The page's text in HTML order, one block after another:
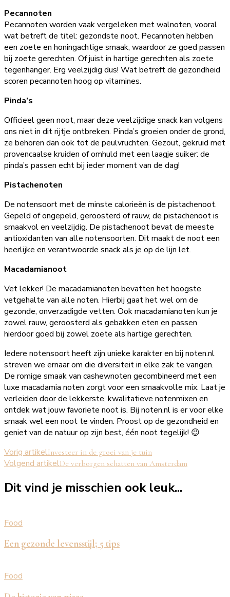
Pecannoten
Pecannoten worden vaak vergeleken met walnoten, vooral
wat betreft de titel: gezondste noot. Pecannoten hebben
een zoete en honingachtige smaak, waardoor ze goed passen
bij zoete gerechten. Of juist in hartige gerechten als zoete
tegenhanger. Erg veelzijdig dus! Wat betreft de gezondheid
scoren pecannoten hoog op vitamines.
Pinda’s
Officieel geen noot, maar deze veelzijdige snack kan volgens
ons niet in dit rijtje ontbreken. Pinda’s groeien onder de grond,
ze behoren dan ook tot de peulvruchten. Gezout, gekruid met
provencaalse kruiden of omhuld met een laagje suiker: de
pinda’s passen echt bij ieder moment van de dag!
Pistachenoten
De notensoort met de minste calorieën is de pistachenoot.
Gepeld of ongepeld, geroosterd of rauw, de pistachenoot is
smaakvol en veelzijdig. De pistachenoot bevat de meeste
antioxidanten van alle notensoorten. Dit maakt de noot een
heerlijke en verantwoorde snack als je op de lijn let.
Macadamianoot
Vet lekker! De macadamianoten bevatten het hoogste
vetgehalte van alle noten. Hierbij gaat het wel om de
gezonde, onverzadigde vetten. Ook macadamianoten kun je
zowel rauw, geroosterd als gebakken eten en passen
hierdoor goed bij zowel zoete als hartige gerechten.
Iedere notensoort heeft zijn unieke karakter en bij noten.nl
streven we ernaar om die diversiteit in elke zak te vangen.
De romige smaak van cashewnoten gecombineerd met een
luxe macadamia noten zorgt voor een smaakvolle mix. Laat je
verleiden door de lekkerste, kwalitatieve notenmixen en
ontdek wat jouw favoriete noot is. Bij noten.nl is er voor elke
smaak wel een noot te vinden. Proost op de gezondheid en
geniet van de natuur op zijn best, één noot tegelijk! 😉
Bericht
navigatie
Vorig artikelInvesteer in de groei van je tuin
Volgend artikelDe verborgen schatten van Amsterdam
Dit vind je misschien ook leuk...
Food
Een gezonde levensstijl; 5 tips
Food